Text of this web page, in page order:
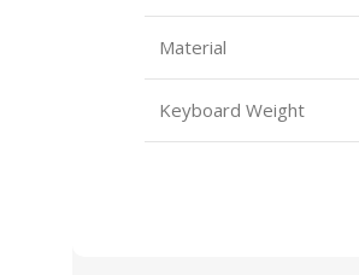
Material
Keyboard Weight